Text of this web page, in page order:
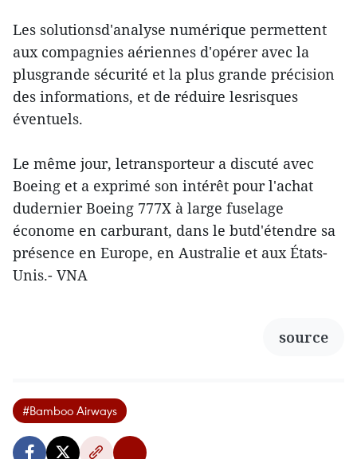
Les solutionsd'analyse numérique permettent
aux compagnies aériennes d'opérer avec la
plusgrande sécurité et la plus grande précision
des informations, et de réduire lesrisques
éventuels.
Le même jour, letransporteur a discuté avec
Boeing et a exprimé son intérêt pour l'achat
dudernier Boeing 777X à large fuselage
économe en carburant, dans le butd'étendre sa
présence en Europe, en Australie et aux États-
Unis.- VNA
source
#Bamboo Airways